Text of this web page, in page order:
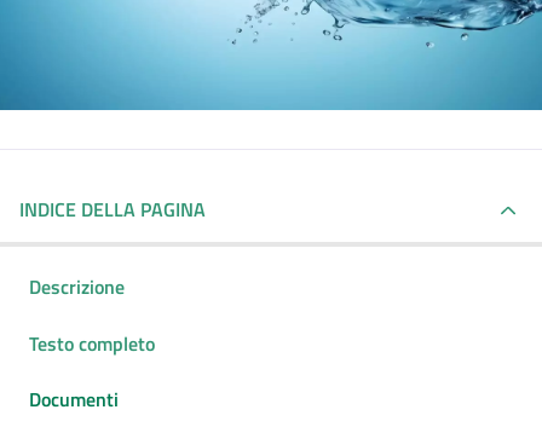
INDICE DELLA PAGINA
Descrizione
Testo completo
Documenti